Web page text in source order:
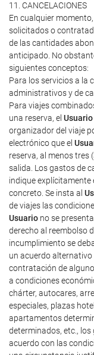
11. CANCELACIONES
En cualquier momento,
solicitados o
de las cantidades
anticipado. No
siguientes conceptos:
Para los servicios a la
administrativos y de
Para viajes
una reserva, el Usuario
organizador del viaje
electrónico que el
reserva, al menos tres
salida. Los gastos de
indique explícitamente
concreto. Se insta al
de viajes las
Usuario no se
derecho al reembolso
incumplimiento se
un acuerdo alternativo
contratación de
a condiciones
chárter, autocares,
especiales, plazas
apartamentos
determinados, etc.,
acuerdo con las